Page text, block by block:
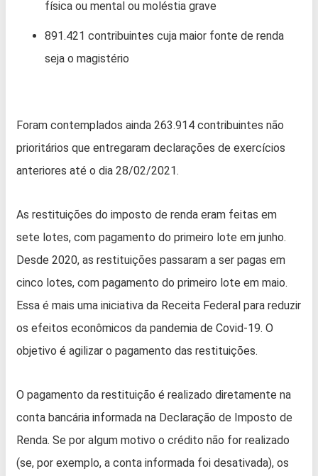
física ou mental ou moléstia grave
891.421 contribuintes cuja maior fonte de renda
seja o magistério
Foram contemplados ainda 263.914 contribuintes não
prioritários que entregaram declarações de exercícios
anteriores até o dia 28/02/2021.
As restituições do imposto de renda eram feitas em
sete lotes, com pagamento do primeiro lote em junho.
Desde 2020, as restituições passaram a ser pagas em
cinco lotes, com pagamento do primeiro lote em maio.
Essa é mais uma iniciativa da Receita Federal para reduzir
os efeitos econômicos da pandemia de Covid-19. O
objetivo é agilizar o pagamento das restituições.
O pagamento da restituição é realizado diretamente na
conta bancária informada na Declaração de Imposto de
Renda. Se por algum motivo o crédito não for realizado
(se, por exemplo, a conta informada foi desativada), os